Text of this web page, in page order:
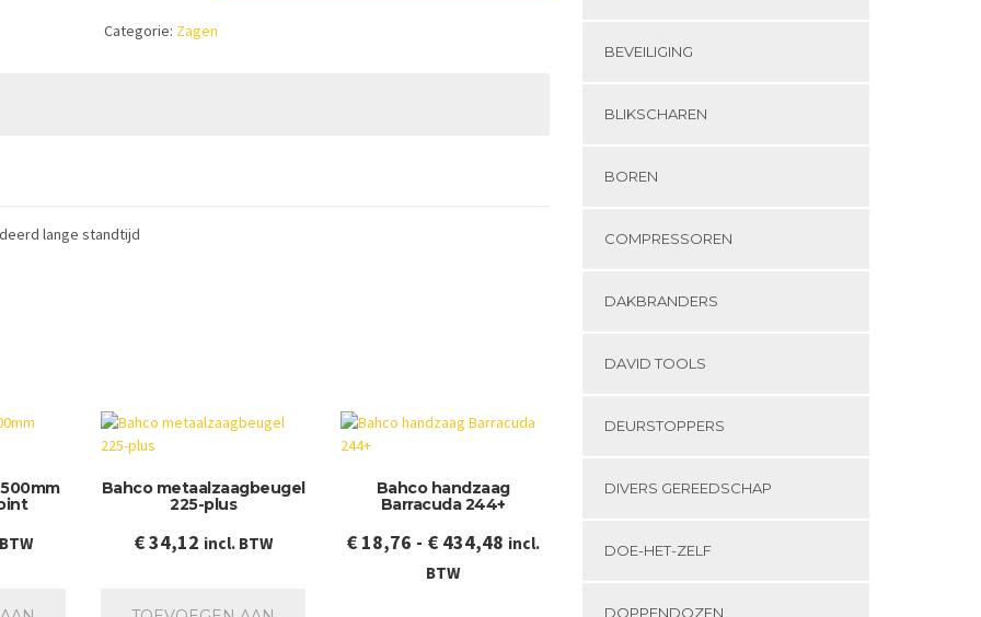
-Categorie: Zagen
lange standtijd
Bahco metaalzaagbeugel
225-plus
€34,12 incl. BTW
Bahco handzaag
Barracuda 244+
€ 18,76 - € 434,48 Prijsklasse:
incl.
BTW
BEVEILIGING
BLIKSCHAREN
BOREN
COMPRESSOREN
DAKBRANDERS
DAVID TOOLS
DEURSTOPPERS
DIVERS GEREEDSCHAP
DOE-HET-ZELF
DOPPENDOZEN